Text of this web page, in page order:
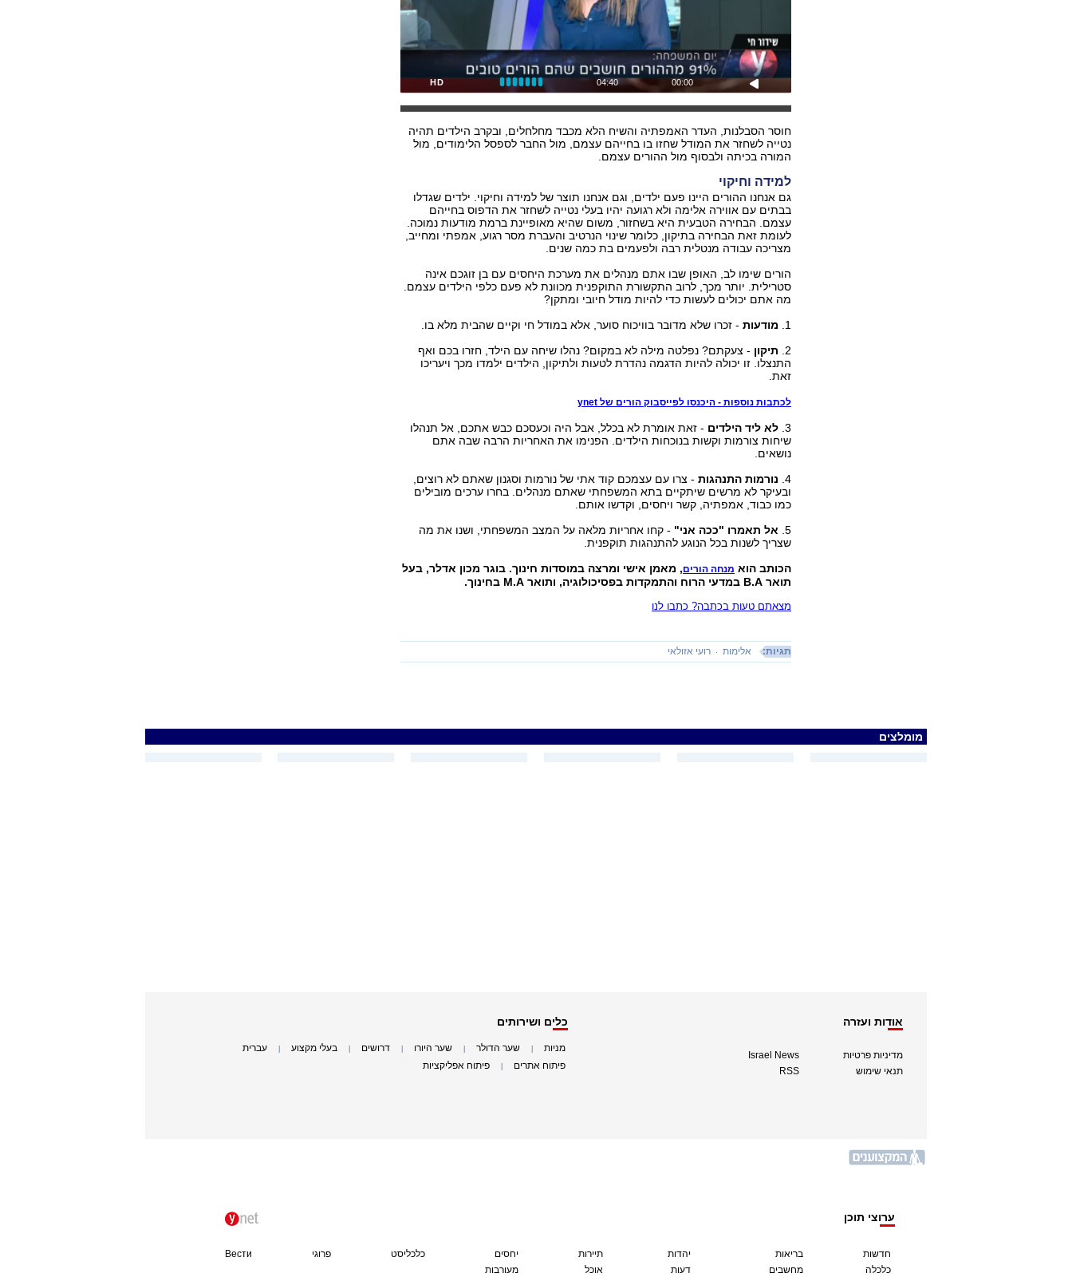
00:00
04:40
HD
חוסר הסבלנות, העדר האמפתיה והשיח הלא מכבד מחלחלים, ובקרב הילדים תהיה
נטייה לשחזר את המודל שחזו בו בחייהם עצמם, מול החבר לספסל הלימודים, מול
המורה בכיתה ולבסוף מול ההורים עצמם.
למידה וחיקוי
גם אנחנו ההורים היינו פעם ילדים, וגם אנחנו תוצר של למידה וחיקוי. ילדים שגדלו
בבתים עם אווירה אלימה ולא רגועה יהיו בעלי נטייה לשחזר את הדפוס בחייהם
עצמם. הבחירה הטבעית היא בשחזור, משום שהיא מאופיינת ברמת מודעות נמוכה.
לעומת זאת הבחירה בתיקון, כלומר שינוי הנרטיב והעברת מסר רגוע, אמפתי ומחייב,
מצריכה עבודה מנטלית רבה ולפעמים בת כמה שנים.
הורים שימו לב, האופן שבו אתם מנהלים את מערכת היחסים עם בן זוגכם אינה
סטרילית. יותר מכך, לרוב התקשורת התוקפנית מכוונת לא פעם כלפי הילדים עצמם.
מה אתם יכולים לעשות כדי להיות מודל חיובי ומתקן?
1.
מודעות- זכרו שלא מדובר בוויכוח סוער, אלא במודל חי וקיים שהבית מלא בו.
2.
תיקון - צעקתם? נפלטה מילה לא במקום? נהלו שיחה עם הילד, חזרו בכם ואף
התנצלו. זו יכולה להיות הדגמה נהדרת לטעות ולתיקון, הילדים ילמדו מכך ויעריכו
זאת.
לכתבות נוספות - היכנסו לפייסבוק הורים של ynet
3. לא ליד הילדים - זאת אומרת לא בכלל, אבל היה וכעסכם כבש אתכם, אל תנהלו
שיחות צורמות וקשות בנוכחות הילדים. הפנימו את האחריות הרבה שבה אתם
נושאים.
4. נורמות התנהגות- צרו עם עצמכם קוד אתי של נורמות וסגנון שאתם לא רוצים,
ובעיקר לא מרשים שיתקיים בתא המשפחתי שאתם מנהלים. בחרו ערכים מובילים
כמו כבוד, אמפתיה, קשר ויחסים, וקדשו אותם.
5. אל תאמרו "ככה אני" - קחו אחריות מלאה על המצב המשפחתי, ושנו את מה
שצריך לשנות בכל הנוגע להתנהגות תוקפנית.
הכותב הוא מנחה הורים, מאמן אישי ומרצה במוסדות חינוך. בוגר מכון אדלר, בעל
תואר B.A במדעי הרוח והתמקדות בפסיכולוגיה, ותואר M.A בחינוך.
מצאתם טעות בכתבה? כתבו לנו
תגיות: אלימות רועי אזולאי
מומלצים
אודות ועזרה
מדיניות פרטיות
תנאי שימוש
Israel News
RSS
כלים ושירותים
מניות שער הדולר שער היורו דרושים בעלי מקצוע עברית
פיתוח אתרים פיתוח אפליקציות
ערוצי תוכן
חדשות
כלכלה
בריאות
מחשבים
יהדות
דעות
תיירות
אוכל
יחסים
מעורבות
כלכליסט פרוגי Вести